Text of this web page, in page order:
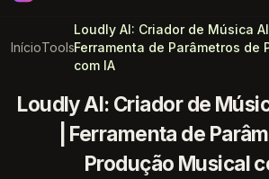
InícioTools
Loudly AI: Criador de Música
Ferramenta de Parâmetros de
com IA
Loudly AI: Criador de
| Ferramenta de
Produção Musical